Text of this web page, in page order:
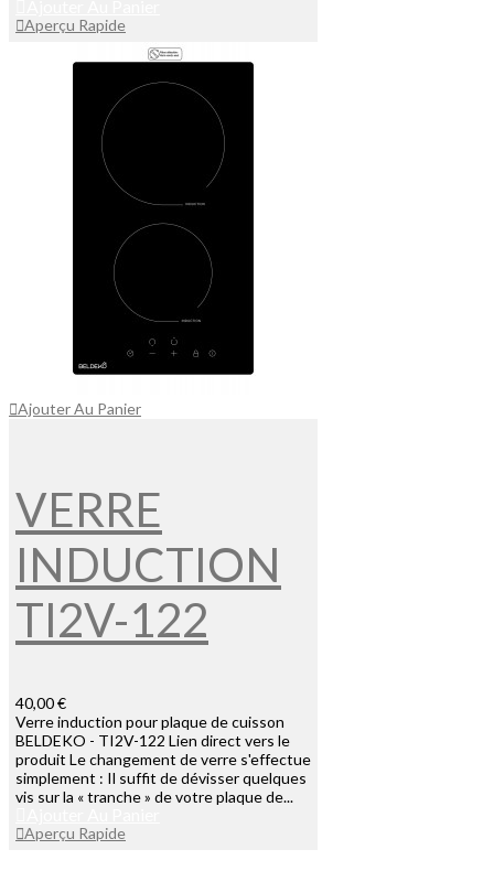
Aperçu Rapide
Ajouter Au Panier
VERRE
INDUCTION
TI2V-122
40,00 €
Verre induction pour plaque de cuisson
BELDEKO - TI2V-122 Lien direct vers le
produit Le changement de verre s'effectue
simplement : Il suffit de dévisser quelques
vis sur la « tranche » de votre plaque de...
Aperçu Rapide